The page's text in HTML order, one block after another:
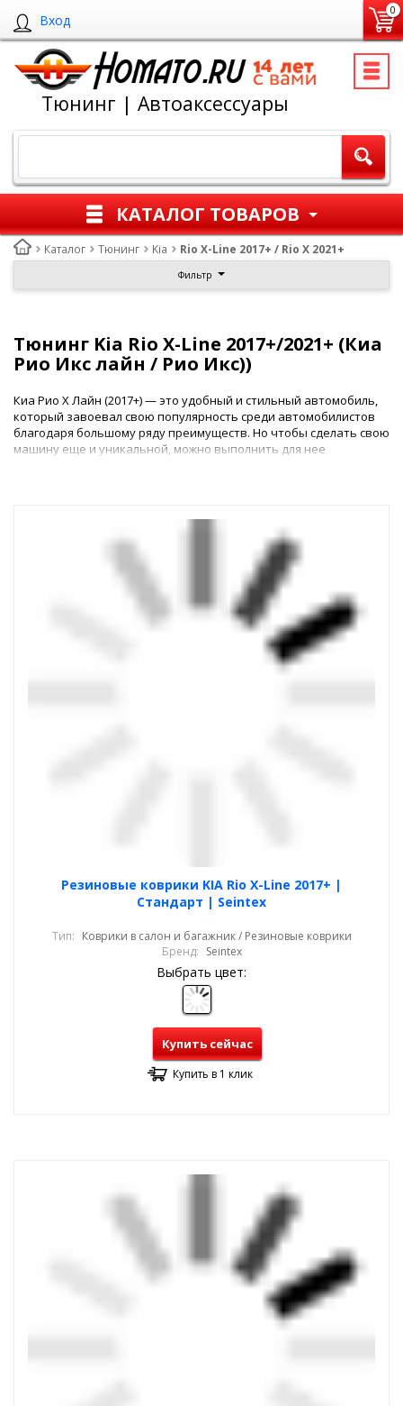
Вход
0
Тюнинг | Автоаксессуары
КАТАЛОГ ТОВАРОВ
Каталог Тюнинг Kia Rio X-Line 2017+ / Rio X 2021+
Фильтр
Тюнинг Kia Rio X-Line 2017+/2021+ (Киа
Рио Икс лайн / Рио Икс))
Киа Рио Х Лайн (2017+) — это удобный и стильный автомобиль,
который завоевал свою популярность среди автомобилистов
благодаря большому ряду преимуществ. Но чтобы сделать свою
машину еще и уникальной, можно выполнить для нее
Резиновые коврики KIA Rio X-Line 2017+ |
Стандарт | Seintex
Тип: Коврики в салон и багажник / Резиновые коврики
Бренд: Seintex
Выбрать цвет:
Купить сейчас
Купить в 1 клик